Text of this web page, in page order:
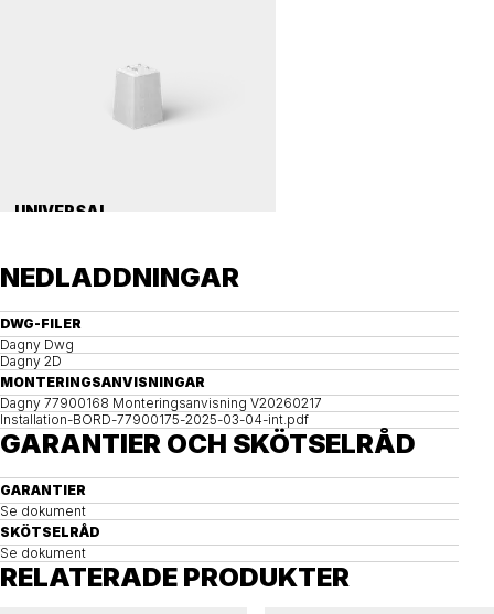
UNIVERSAL
NEDLADDNINGAR
DWG-FILER
Dagny Dwg
Dagny 2D
MONTERINGSANVISNINGAR
Dagny 77900168 Monteringsanvisning V20260217
Installation-BORD-77900175-2025-03-04-int.pdf
GARANTIER OCH SKÖTSELRÅD
GARANTIER
Se dokument
SKÖTSELRÅD
Se dokument
RELATERADE PRODUKTER